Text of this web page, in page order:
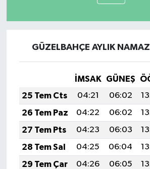
GÜZELBAHÇE AYLIK NAMAZ
İMSAK GÜNEŞ
25 Tem Cts
04:21 06:02
26 Tem Paz
04:22 06:02
27 Tem Pts
04:23 06:03
28 Tem Sal
04:25 06:04
29 Tem Çar
04:26 06:05